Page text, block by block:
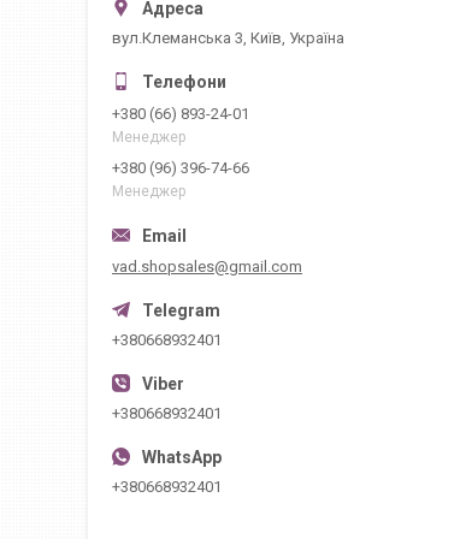
вул.Клеманська 3, Київ, Україна
+380 (66) 893-24-01
Менеджер
+380 (96) 396-74-66
Менеджер
vad.shopsales@gmail.com
+380668932401
+380668932401
+380668932401